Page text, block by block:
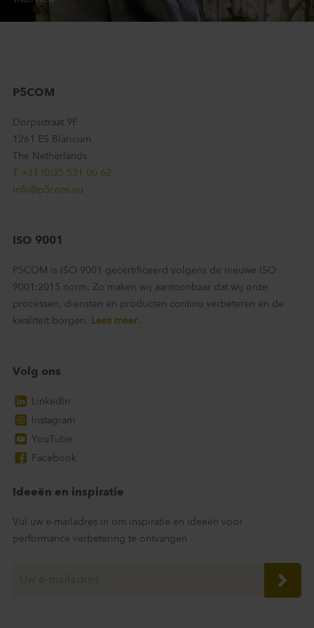
P5COM
Dorpsstraat 9F
1261 ES Blaricum
The Netherlands
T +31 (0)35 531 00 62
info@p5com.eu
ISO 9001
P5COM is ISO 9001 gecertificeerd volgens de nieuwe ISO
9001:2015 norm. Zo maken wij aantoonbaar dat wij onze
processen, diensten en producten continu verbeteren en de
kwaliteit borgen.
Lees meer.
Volg ons
LinkedIn
Instagram
YouTube
Facebook
Ideeën en inspiratie
Vul uw e-mailadres in om inspiratie en ideeën voor
performance verbetering te ontvangen